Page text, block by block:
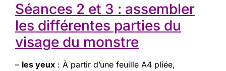
Séances 2 et 3 : assembler
les différentes parties du
visage du monstre
– les yeux : À partir d’une feuille A4 pliée,